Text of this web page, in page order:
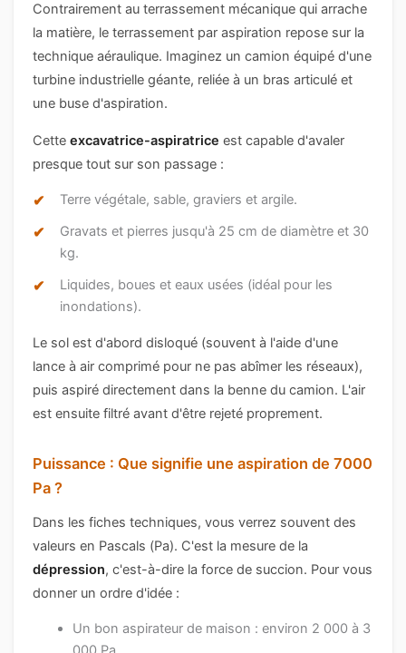
Contrairement au terrassement mécanique qui arrache
la matière, le terrassement par aspiration repose sur la
technique aéraulique. Imaginez un camion équipé d'une
turbine industrielle géante, reliée à un bras articulé et
une buse d'aspiration.
Cetteexcavatrice-aspiratrice est capable d'avaler
presque tout sur son passage :
Terre végétale, sable, graviers et argile.
Gravats et pierres jusqu'à 25 cm de diamètre et 30
kg.
Liquides, boues et eaux usées (idéal pour les
inondations).
Le sol est d'abord disloqué (souvent à l'aide d'une
lance à air comprimé pour ne pas abîmer les réseaux),
puis aspiré directement dans la benne du camion. L'air
est ensuite filtré avant d'être rejeté proprement.
Puissance : Que signifie une aspiration de 7000
Pa ?
Dans les fiches techniques, vous verrez souvent des
valeurs en Pascals (Pa). C'est la mesure de la
dépression, c'est-à-dire la force de succion. Pour vous
donner un ordre d'idée :
Un bon aspirateur de maison : environ 2 000 à 3